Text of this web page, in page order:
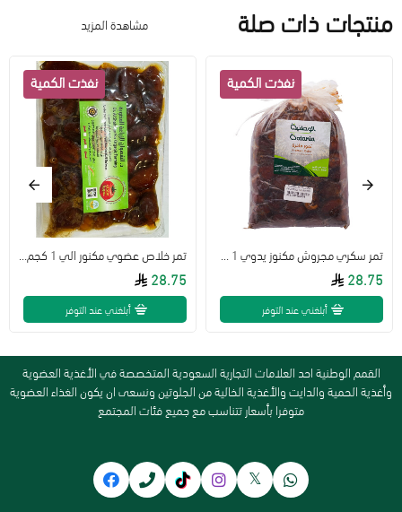
منتجات ذات صلة مشاهدة المزيد
28.75
أبلغني عند التوفر
28.75
أبلغني عند التوفر
القمم الوطنية احد العلامات التجارية السعودية المتخصصة في الأغذية العضوية
وأغذية الحمية والدايت والأغذية الخالية من الجلوتين ونسعى ان يكون الغذاء العضوية
متوفرا بأسعار تتناسب مع جميع فئات المجتمع